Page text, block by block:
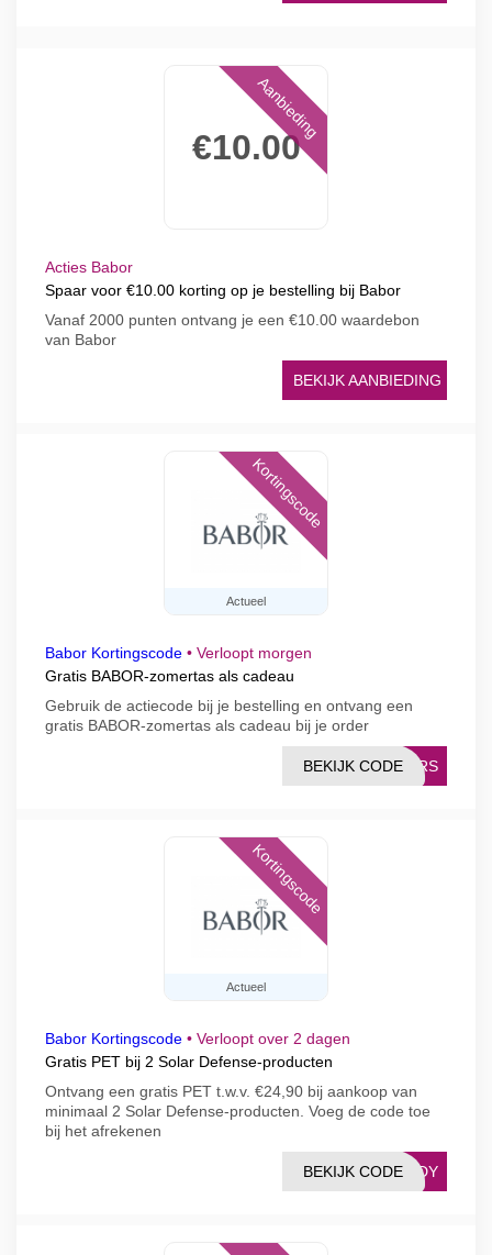
€10.00
Aanbieding
Acties Babor
Spaar voor €10.00 korting op je bestelling bij Babor
Vanaf 2000 punten ontvang je een €10.00 waardebon
van Babor
BEKIJK AANBIEDING
Actueel
Kortingscode
Babor Kortingscode • Verloopt morgen
Gratis BABOR-zomertas als cadeau
Gebruik de actiecode bij je bestelling en ontvang een
gratis BABOR-zomertas als cadeau bij je order
EARS
BEKIJK CODE
Actueel
Kortingscode
Babor Kortingscode • Verloopt over 2 dagen
Gratis PET bij 2 Solar Defense-producten
Ontvang een gratis PET t.w.v. €24,90 bij aankoop van
minimaal 2 Solar Defense-producten. Voeg de code toe
bij het afrekenen
EADY
BEKIJK CODE